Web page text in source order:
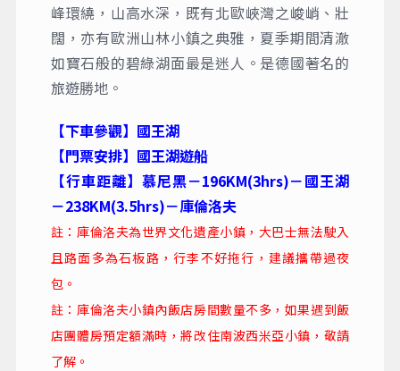
峰環繞，山高水深，既有北歐峽灣之峻峭、壯
闊，亦有歐洲山林小鎮之典雅，夏季期間清澈
如寶石般的碧綠湖面最是迷人。是德國著名的
旅遊勝地。
【下車參觀】國王湖
【門票安排】國王湖遊船
【行車距離】慕尼黑－196KM(3hrs)－國王湖
－238KM(3.5hrs)－庫倫洛夫
註：庫倫洛夫為世界文化遺產小鎮，大巴士無法駛入
且路面多為石板路，行李不好拖行，建議攜帶過夜
包。
註：庫倫洛夫小鎮內飯店房間數量不多，如果遇到飯
店團體房預定額滿時，將改住南波西米亞小鎮，敬請
了解。